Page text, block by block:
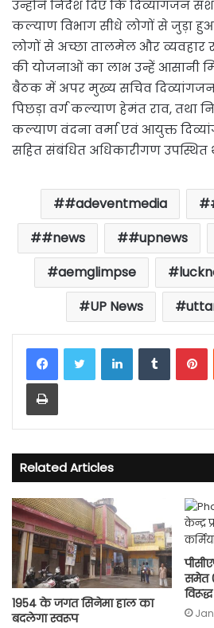
उन्होंने निर्देश दिए कि दिव्यांगजन
कल्याण विभाग सीधे लोगों से जुड़ा
लोगों से अच्छा तालमेल और व्यवहार
की योजनाओं का लाभ उन्हें आसानी
बैठक में अपर मुख्य सचिव
पिछड़ा वर्ग कल्याण हेमंत राव, तथा
कल्याण वंदना वर्मा एवं आयुक्त
सहित संबंधित अधिकारीगण उपस्थित
#adeventmedia
#news
#upnews
aemglimpse
UP News
LinkedInTumblr
Print
Related Articles
1954 के जगत सिनेमा हाल का
बदलेगा स्वरूप
समेत